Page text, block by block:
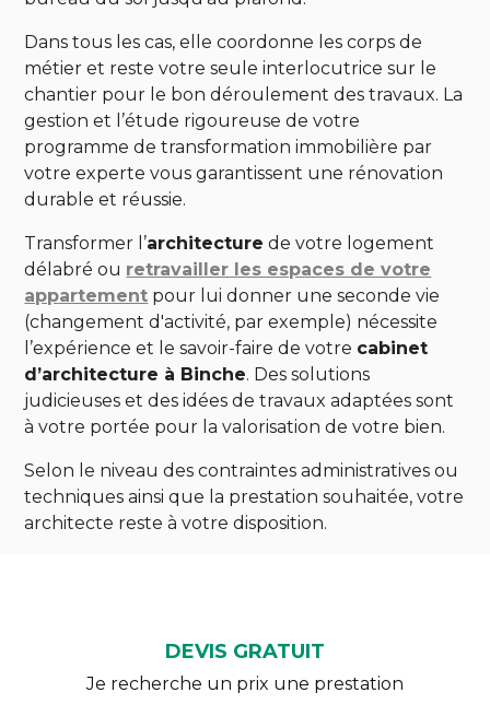
Dans tous les cas, elle coordonne les corps de
métier et reste votre seule interlocutrice sur le
chantier pour le bon déroulement des travaux. La
gestion et l’étude rigoureuse de votre
programme de transformation immobilière par
votre experte vous garantissent une rénovation
durable et réussie.
Transformer l’architecture de votre logement
délabré ou retravailler les espaces de votre
appartement pour lui donner une seconde vie
(changement d'activité, par exemple) nécessite
l’expérience et le savoir-faire de votre cabinet
d’architecture à Binche. Des solutions
judicieuses et des idées de travaux adaptées sont
à votre portée pour la valorisation de votre bien.
Selon le niveau des contraintes administratives ou
techniques ainsi que la prestation souhaitée, votre
architecte reste à votre disposition.
DEVIS GRATUIT
Je recherche un prix une prestation